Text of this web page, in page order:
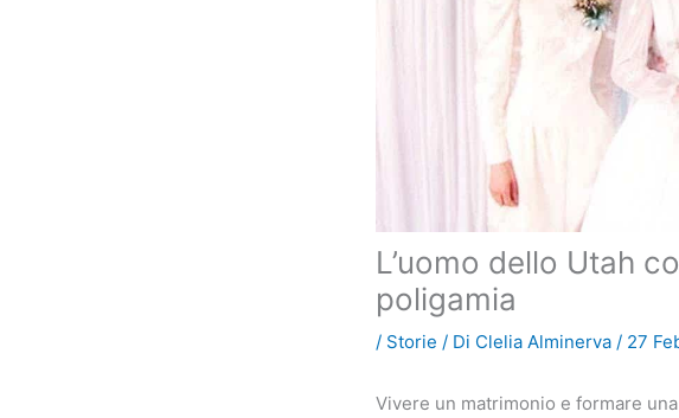
L’uomo dello Utah
poligamia
/ Storie / Di Clelia Alminerva / 27
Vivere un matrimonio e formare